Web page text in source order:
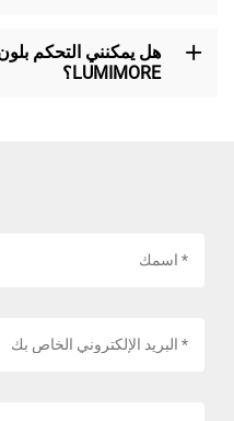
LUMIMORE؟